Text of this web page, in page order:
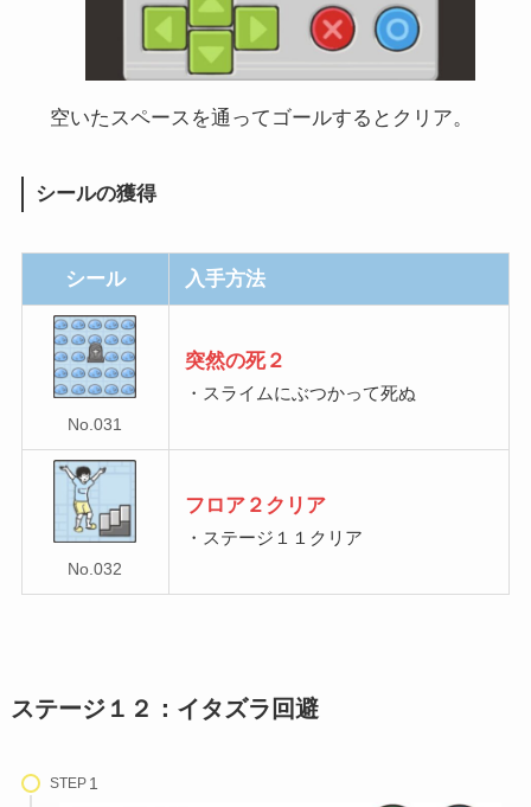
空いたスペースを通ってゴールするとクリア。
シールの獲得
シール 入手方法
No.031
突然の死２
・スライムにぶつかって死ぬ
No.032
フロア２クリア
・ステージ１１クリア
ステージ１２：イタズラ回避
STEP